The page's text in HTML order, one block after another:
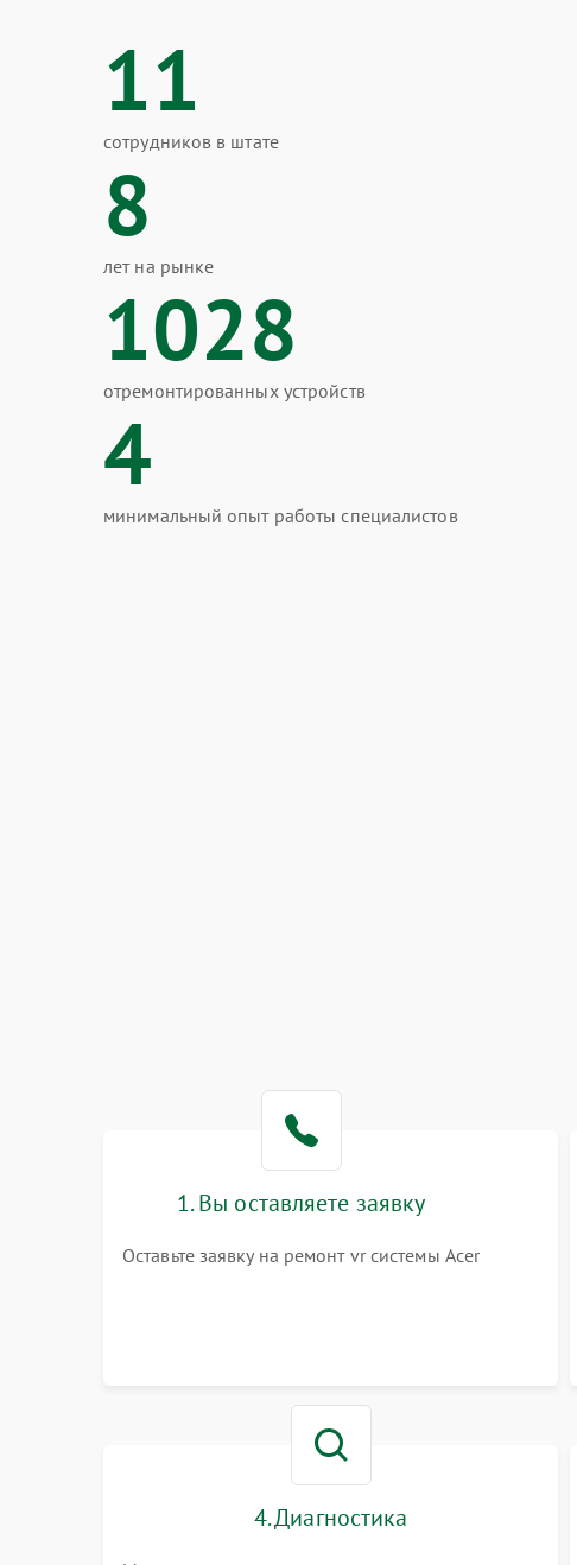
11
сотрудников в штате
8
лет на рынке
1028
отремонтированных устройств
4
минимальный опыт работы специалистов
1. Вы оставляете заявку
Оставьте заявку на ремонт vr системы Acer
4. Диагностика